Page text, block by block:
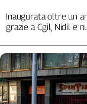
Inaugurata oltre un
grazie a Cgil, Nidil e